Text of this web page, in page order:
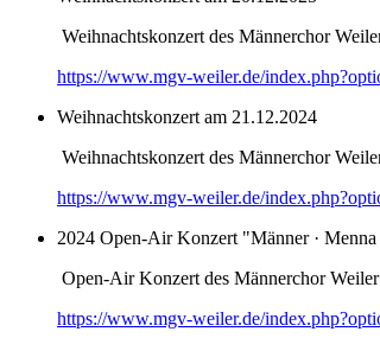
Weihnachtskonzert des Männerchor
https://www.mgv-weiler.de/
Weihnachtskonzert am 21.12.2024
Weihnachtskonzert des Männerchor
https://www.mgv-weiler.de/
2024 Open-Air Konzert "Männer ·
Open-Air Konzert des Männerchor
https://www.mgv-weiler.de/